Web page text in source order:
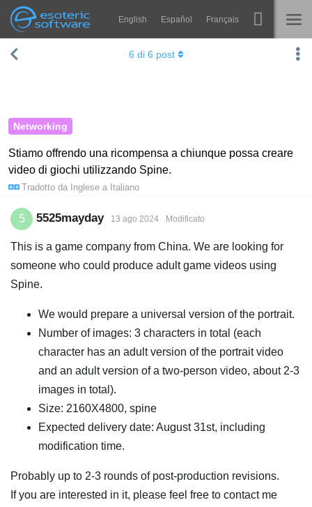
Esoteric Software
Navigation English Español Français
HOME
SUPPORTO
Spine
Impara
Networking
Stiamo offrendo una ricompensa a chiunque possa creare
video di giochi utilizzando Spine.
Tradotto da Inglese a Italiano
6 di 6 post
5 5525mayday 13 ago 2024 Modificato
This is a game company from China. We are looking for
someone who could produce adult game videos using
Spine.
We would prepare a universal version of the portrait.
Number of images: 3 characters in total (each
character has an adult version of the portrait video
and an adult version of a two-person video, about 2-3
images in total).
Size: 2160X4800, spine
Expected delivery date: August 31st, including
modification time.
Probably up to 2-3 rounds of post-production revisions.
If you are interested in it, please feel free to contact me